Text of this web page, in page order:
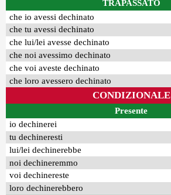
TRAPASSATO
che io avessi dechinato
che tu avessi dechinato
che lui/lei avesse dechinato
che noi avessimo dechinato
che voi aveste dechinato
che loro avessero dechinato
CONDIZIONALE
Presente
io dechinerei
tu dechineresti
lui/lei dechinerebbe
noi dechineremmo
voi dechinereste
loro dechinerebbero